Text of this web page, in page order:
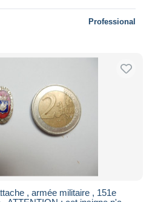
Professional
, armée militaire , 151e